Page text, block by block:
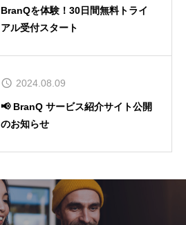
BranQを体験！30日間無料トライ
アル受付スタート
2024.08.09
📢 BranQ サービス紹介サイト公開
のお知らせ